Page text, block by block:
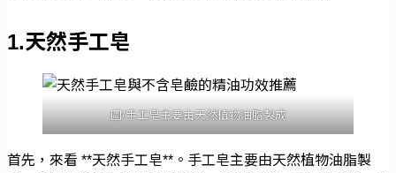
1.天然手工皂
圖/手工皂主要由天然植物油脂製成
首先，來看 **天然手工皂**。手工皂主要由天然植物油脂製